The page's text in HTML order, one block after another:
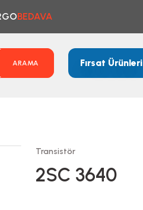
BEDAVA
ARAMA Fırsat Ürünleri
Transistör
2SC 3640